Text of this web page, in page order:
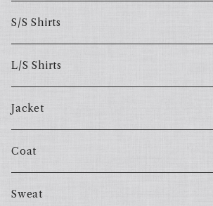
S/S Shirts
L/S Shirts
Jacket
Coat
Sweat